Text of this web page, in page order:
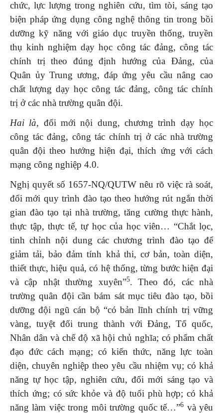
chức, lực lượng trong nghiên cứu, tìm tòi, sáng tạo
biện pháp ứng dụng công nghệ thông tin trong bồi
dưỡng kỹ năng với giáo dục truyền thống, truyền
thụ kinh nghiệm dạy học công tác đảng, công tác
chính trị theo đúng định hướng của Đảng, của
Quân ủy Trung ương, đáp ứng yêu cầu nâng cao
chất lượng dạy học công tác đảng, công tác chính
trị ở các nhà trường quân đội.
Hai là, đổi mới nội dung, chương trình dạy học
công tác đảng, công tác chính trị ở các nhà trường
quân đội theo hướng hiện đại, thích ứng với cách
mạng công nghiệp 4.0.
Nghị quyết số 1657-NQ/QUTW nêu rõ việc rà soát,
đổi mới quy trình đào tạo theo hướng rút ngắn thời
gian đào tạo tại nhà trường, tăng cường thực hành,
thực tập, thực tế, tự học của học viên… “Chắt lọc,
tinh chỉnh nội dung các chương trình đào tạo để
giảm tải, bảo đảm tính khả thi, cơ bản, toàn diện,
thiết thực, hiệu quả, có hệ thống, từng bước hiện đại
và cập nhật thường xuyên”5. Theo đó, các nhà
trường quân đội cần bám sát mục tiêu đào tạo, bồi
dưỡng đội ngũ cán bộ “có bản lĩnh chính trị vững
vàng, tuyệt đối trung thành với Đảng, Tổ quốc,
Nhân dân và chế độ xã hội chủ nghĩa; có phẩm chất
đạo đức cách mạng; có kiến thức, năng lực toàn
diện, chuyên nghiệp theo yêu cầu nhiệm vụ; có khả
năng tự học tập, nghiên cứu, đổi mới sáng tạo và
thích ứng; có sức khỏe và độ tuổi phù hợp; có khả
năng làm việc trong môi trường quốc tế…”6 và yêu